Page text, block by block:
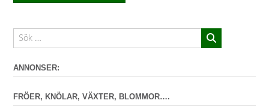
ANNONSER:
FRÖER, KNÖLAR, VÄXTER, BLOMMOR….